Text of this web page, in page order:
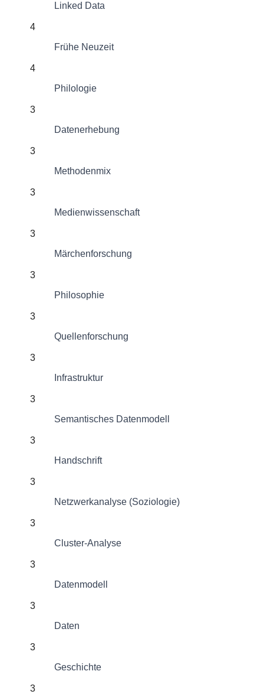
Linked Data
4
Frühe Neuzeit
4
Philologie
3
Datenerhebung
3
Methodenmix
3
Medienwissenschaft
3
Märchenforschung
3
Philosophie
3
Quellenforschung
3
Infrastruktur
3
Semantisches Datenmodell
3
Handschrift
3
Netzwerkanalyse (Soziologie)
3
Cluster-Analyse
3
Datenmodell
3
Daten
3
Geschichte
3